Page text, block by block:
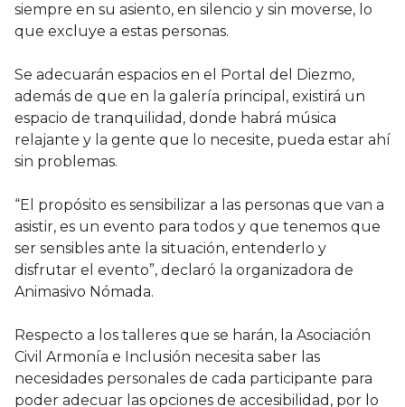
siempre en su asiento, en silencio y sin moverse, lo
que excluye a estas personas.
Se adecuarán espacios en el Portal del Diezmo,
además de que en la galería principal, existirá un
espacio de tranquilidad, donde habrá música
relajante y la gente que lo necesite, pueda estar ahí
sin problemas.
“El propósito es sensibilizar a las personas que van a
asistir, es un evento para todos y que tenemos que
ser sensibles ante la situación, entenderlo y
disfrutar el evento”, declaró la organizadora de
Animasivo Nómada.
Respecto a los talleres que se harán, la Asociación
Civil Armonía e Inclusión necesita saber las
necesidades personales de cada participante para
poder adecuar las opciones de accesibilidad, por lo